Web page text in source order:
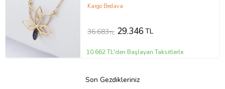
Kargo Bedava
36.683TL 29.346TL
10.662 TL'den Başlayan Taksitlerle
Son Gezdikleriniz